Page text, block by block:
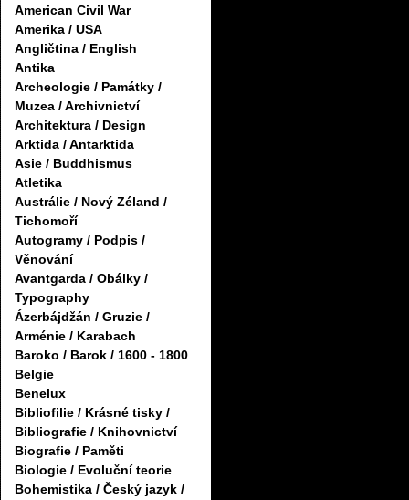
American Civil War
Amerika / USA
Angličtina / English
Antika
Archeologie / Památky /
Muzea / Archivnictví
Architektura / Design
Arktida / Antarktida
Asie / Buddhismus
Atletika
Austrálie / Nový Zéland /
Tichomoří
Autogramy / Podpis /
Věnování
Avantgarda / Obálky /
Typography
Ázerbájdžán / Gruzie /
Arménie / Karabach
Baroko / Barok / 1600 - 1800
Belgie
Benelux
Bibliofilie / Krásné tisky /
Bibliografie / Knihovnictví
Biografie / Paměti
Biologie / Evoluční teorie
Bohemistika / Český jazyk /